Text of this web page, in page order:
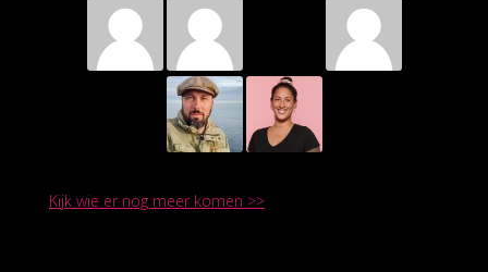
Kijk wie er nog meer komen >>